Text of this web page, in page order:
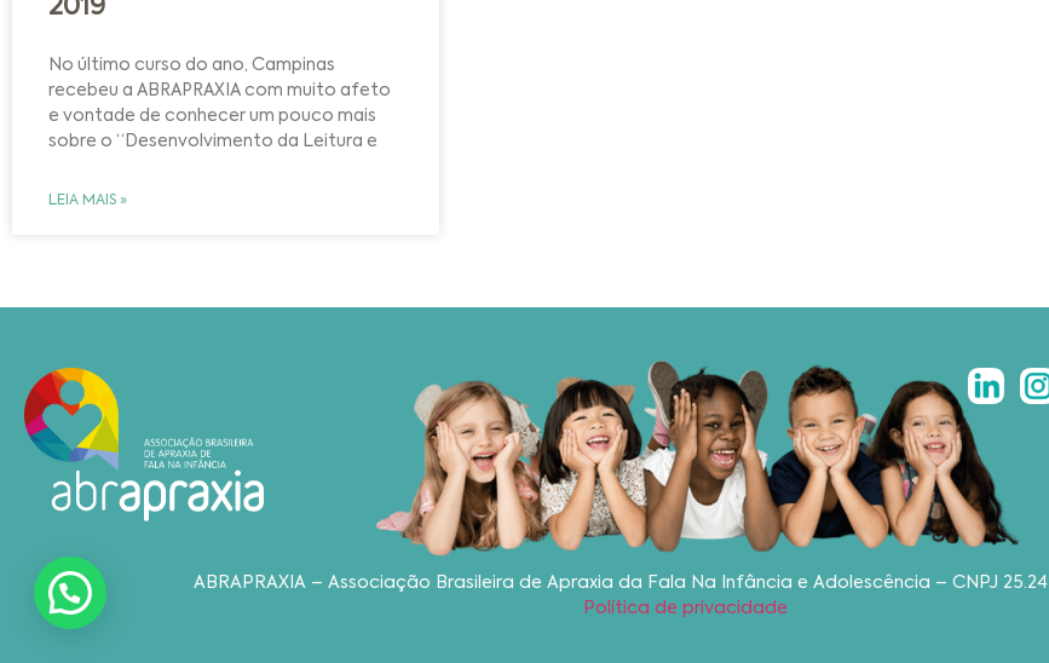
No último curso do ano, Campinas
recebeu a ABRAPRAXIA com muito afeto
e vontade de conhecer um pouco mais
sobre o “Desenvolvimento da Leitura e
LEIA MAIS »
ABRAPRAXIA – Associação Brasileira de Apraxia da Fala Na Infância e Adolescência – CNPJ
Política de privacidade